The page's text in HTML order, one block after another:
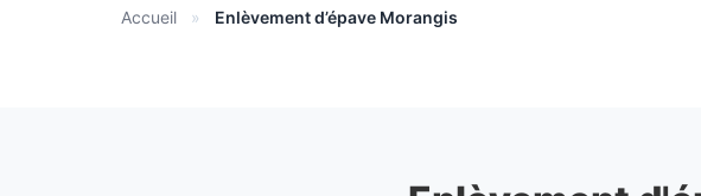
Accueil » Enlèvement d’épave Morangis